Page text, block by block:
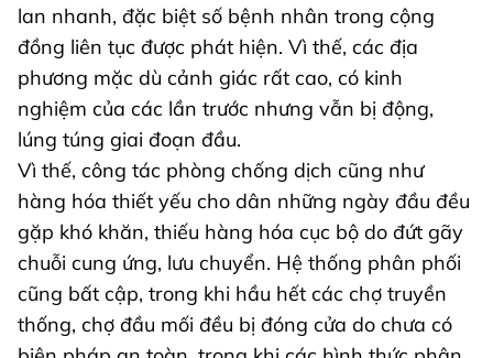
lan nhanh, đặc biệt số bệnh nhân trong cộng
đồng liên tục được phát hiện. Vì thế, các địa
phương mặc dù cảnh giác rất cao, có kinh
nghiệm của các lần trước nhưng vẫn bị động,
lúng túng giai đoạn đầu.
Vì thế, công tác phòng chống dịch cũng như
hàng hóa thiết yếu cho dân những ngày đầu đều
gặp khó khăn, thiếu hàng hóa cục bộ do đứt gãy
chuỗi cung ứng, lưu chuyển. Hệ thống phân phối
cũng bất cập, trong khi hầu hết các chợ truyền
thống, chợ đầu mối đều bị đóng cửa do chưa có